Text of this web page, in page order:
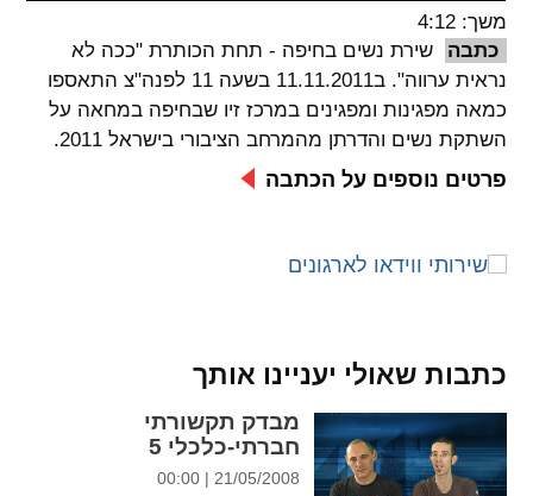
spellcheck
גופן קריא
ניגודיות צבעים
format_underlined
cached
איפוס
flag
השארת
משך: 4:12
כתבה
שירת נשים בחיפה - תחת הכותרת "ככה לא
נראית ערווה". ב11.11.2011 בשעה 11 לפנה"צ התאספו
כמאה מפגינות ומפגינים במרכז זיו שבחיפה במחאה על
השתקת נשים והדרתן מהמרחב הציבורי בישראל 2011.
פרטים נוספים על הכתבה
כתבות שאולי יעניינו אותך
מבדק תקשורתי
חברתי-כלכלי 5
21/05/2008 | 00:00